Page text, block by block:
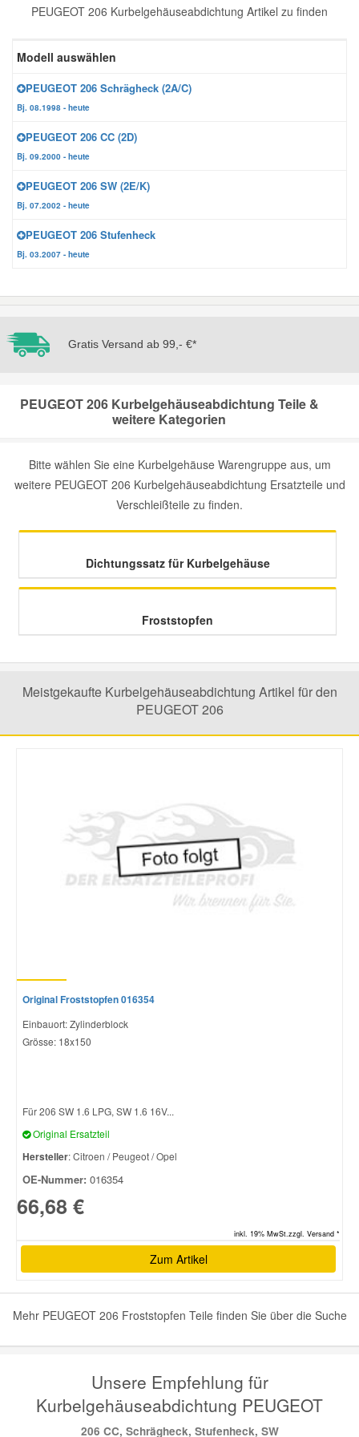
PEUGEOT 206 Kurbelgehäuseabdichtung Artikel zu finden
Modell auswählen
PEUGEOT 206 Schrägheck (2A/C)
Bj. 08.1998 - heute
PEUGEOT 206 CC (2D)
Bj. 09.2000 - heute
PEUGEOT 206 SW (2E/K)
Bj. 07.2002 - heute
PEUGEOT 206 Stufenheck
Bj. 03.2007 - heute
Gratis Versand ab 99,- €*
PEUGEOT 206 Kurbelgehäuseabdichtung Teile &
weitere Kategorien
Bitte wählen Sie eine Kurbelgehäuse Warengruppe aus, um
weitere PEUGEOT 206 Kurbelgehäuseabdichtung Ersatzteile und
Verschleißteile zu finden.
Dichtungssatz für Kurbelgehäuse
Froststopfen
Meistgekaufte Kurbelgehäuseabdichtung Artikel für den
PEUGEOT 206
Original Froststopfen 016354
Einbauort: Zylinderblock
Grösse: 18x150
Für 206 SW 1.6 LPG, SW 1.6 16V...
Original Ersatzteil
Hersteller: Citroen / Peugeot / Opel
OE-Nummer: 016354
66,68 €
inkl. 19% MwSt.zzgl. Versand *
Zum Artikel
Mehr PEUGEOT 206 Froststopfen Teile finden Sie über die Suche
Unsere Empfehlung für
Kurbelgehäuseabdichtung PEUGEOT
206 CC, Schrägheck, Stufenheck, SW
Reparatur-Zubehör
Schlüsselgehäuse
Winter-Autozubehör
Hyundai Ersatzteile
Jeep Ersatzteile
Kia Ersatzteile
Lancia Ersatzteile
Mini Ersatzteile
Mitsubishi Ersatzteile
Nissan Ersatzteile
Porsche Ersatzteile
Seat Ersatzteile
Skoda Ersatzteile
Toyota Ersatzteile